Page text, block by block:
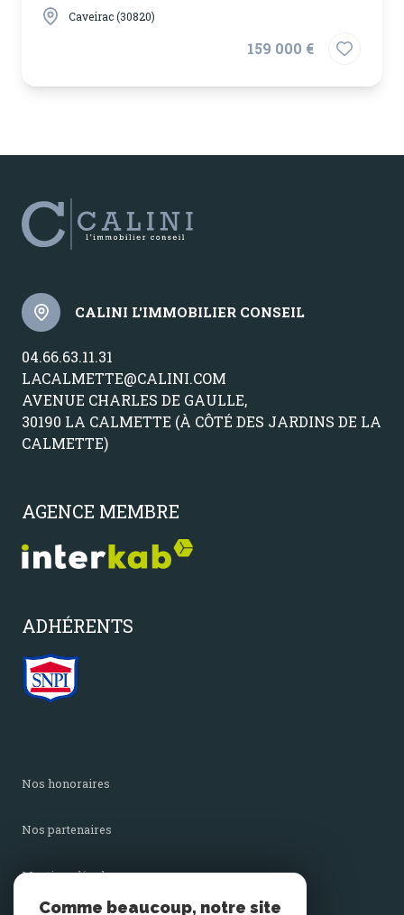
Caveirac (30820)
159 000 €
CALINI L'IMMOBILIER CONSEIL
04.66.63.11.31
LACALMETTE@CALINI.COM
AVENUE CHARLES DE GAULLE,
30190 LA CALMETTE (À CÔTÉ DES JARDINS DE LA
CALMETTE)
AGENCE MEMBRE
ADHÉRENTS
nos honoraires
nos partenaires
mentions légales
Comme beaucoup, notre site